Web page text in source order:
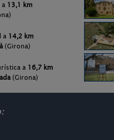
a 13,1 km
a 14,2 km
(Girona)
a 16,7 km
(Girona)